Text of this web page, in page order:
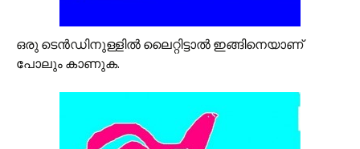
ഒരു ടെന്‍ഡിനുള്ളില്‍ ലൈറ്റിട്ടാല്‍ ഇങ്ങിനെയാണ്‌
പോലും കാണുക.